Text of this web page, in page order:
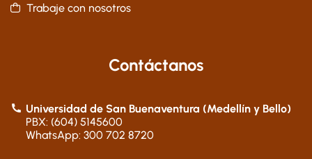
Trabaje con nosotros
Contáctanos
Universidad de San Buenaventura (Medellín y Bello)
PBX: (604) 5145600
WhatsApp: 300 702 8720